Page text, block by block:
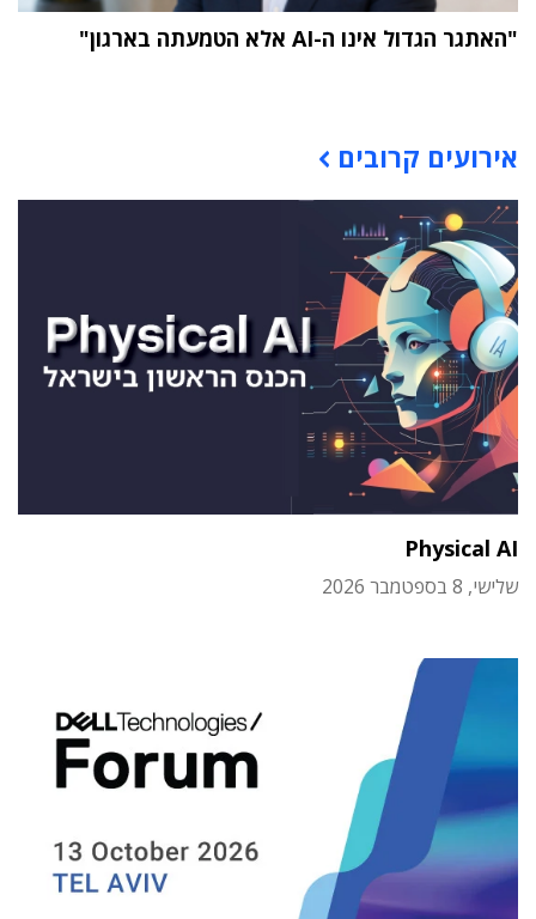
"האתגר הגדול אינו ה-AI אלא הטמעתה בארגון"
אירועים קרובים
Physical AI
שלישי, 8 בספטמבר 2026